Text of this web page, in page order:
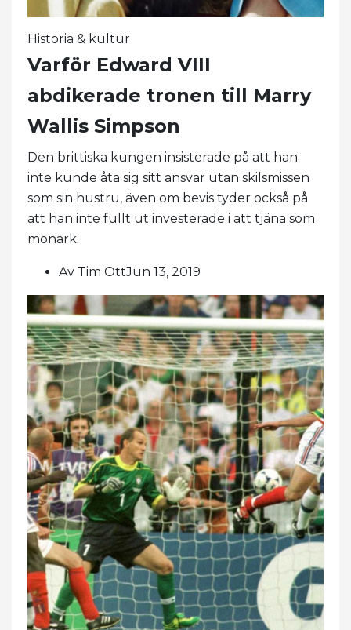
Historia & kultur
Varför Edward VIII
abdikerade tronen till Marry
Wallis Simpson
Den brittiska kungen insisterade på att han
inte kunde åta sig sitt ansvar utan skilsmissen
som sin hustru, även om bevis tyder också på
att han inte fullt ut investerade i att tjäna som
monark.
Av Tim OttJun 13, 2019